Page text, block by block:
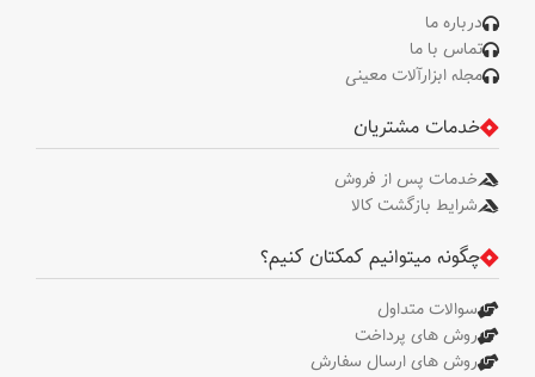
درباره ما
تماس با ما
مجله ابزارآلات معینی
خدمات مشتریان
خدمات پس از فروش
شرایط بازگشت کالا
چگونه میتوانیم کمکتان کنیم؟
سوالات متداول
روش های پرداخت
روش های ارسال سفارش